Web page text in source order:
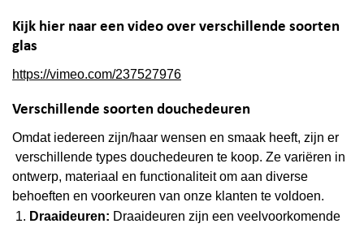
Kijk hier naar een video over verschillende soorten
glas
https://vimeo.com/237527976
Verschillende soorten douchedeuren
Omdat iedereen zijn/haar wensen en smaak heeft, zijn er
verschillende types douchedeuren te koop. Ze variëren in
ontwerp, materiaal en functionaliteit om aan diverse
behoeften en voorkeuren van onze klanten te voldoen.
Draaideuren: Draaideuren zijn een veelvoorkomende